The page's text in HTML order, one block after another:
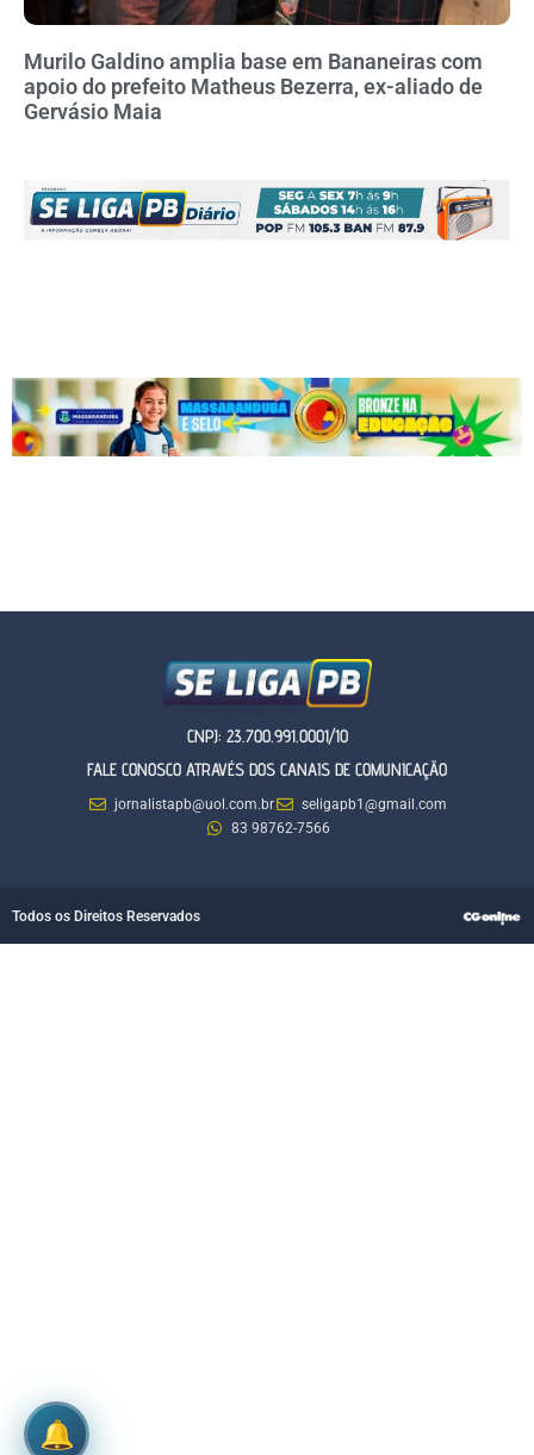
Murilo Galdino amplia base em Bananeiras com
apoio do prefeito Matheus Bezerra, ex-aliado de
Gervásio Maia
CNPJ: 23.700.991.0001/10
FALE CONOSCO ATRAVÉS DOS CANAIS DE COMUNICAÇÃO
jornalistapb@uol.com.br
seligapb1@gmail.com
83 98762-7566
Todos os Direitos Reservados